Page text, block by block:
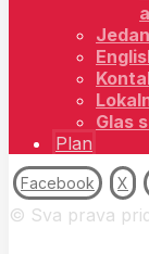
Glas
Plan
Facebook X
© Sva prava